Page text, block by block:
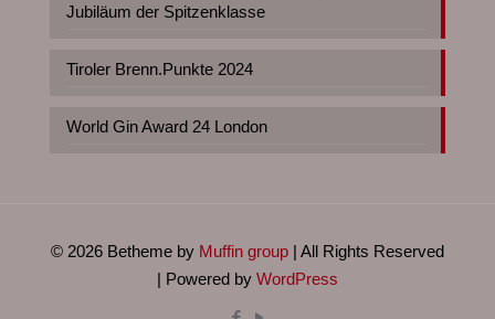
Jubiläum der Spitzenklasse
Tiroler Brenn.Punkte 2024
World Gin Award 24 London
© 2026 Betheme by Muffin group | All Rights Reserved
| Powered by WordPress